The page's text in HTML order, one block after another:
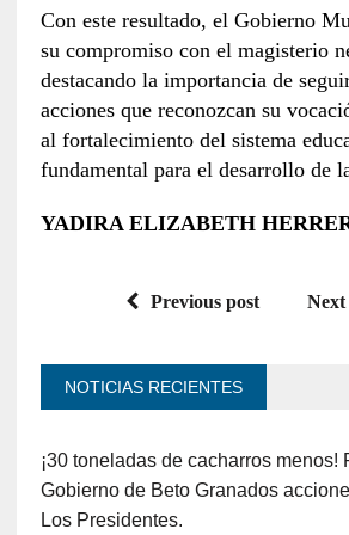
Con este resultado, el Gobierno
su compromiso con el magisterio
destacando la importancia de
acciones que reconozcan su
al fortalecimiento del sistema
fundamental para el desarrollo de
YADIRA ELIZABETH
Previous post Next
NOTICIAS RECIENTES
¡30 toneladas de cacharros menos!
Gobierno de Beto Granados
Los Presidentes.